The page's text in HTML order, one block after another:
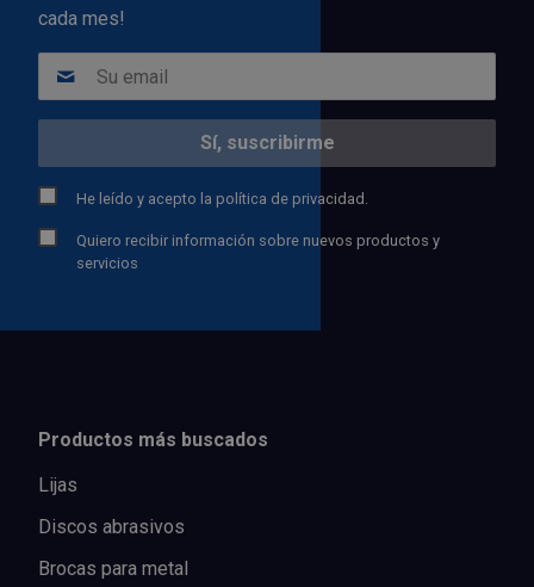
cada mes!
He leído y acepto la política de privacidad.
Quiero recibir información sobre nuevos productos y
servicios
Productos más buscados
Lijas
Discos abrasivos
Brocas para metal